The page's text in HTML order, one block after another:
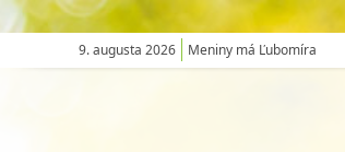
9. augusta 2026 Meniny má Ľubomíra